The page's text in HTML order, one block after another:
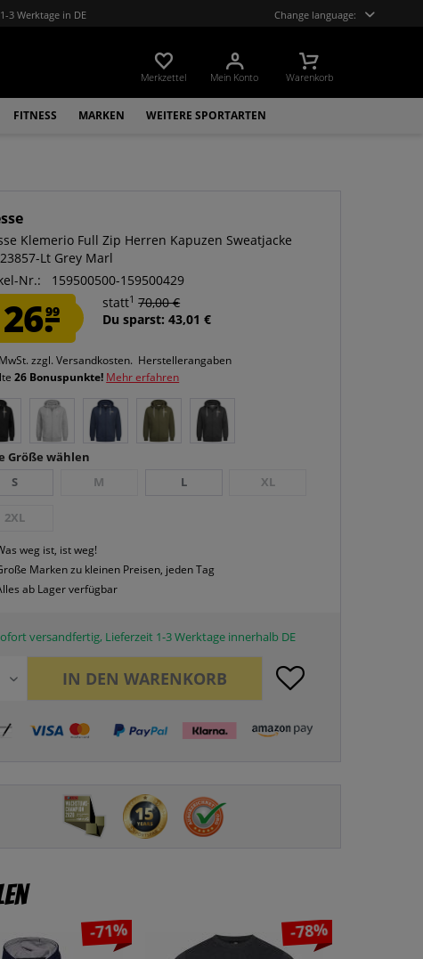
3 Werktage in DE Change language:
Merkzettel Mein Konto Warenkorb
FITNESS MARKEN WEITERE SPORTARTEN
Klemerio Full Zip Herren Kapuzen Sweatjacke
Lt Grey Marl
Nr.:
159500500-159500429
26.99
statt1 70,00 €
Du sparst: 43,01 €
zzgl. Versandkosten. Herstellerangaben
26 Bonuspunkte! Mehr erfahren
Größe wählen
S
M L XL
2XL
weg ist, ist weg!
Marken zu kleinen Preisen, jeden Tag
ab Lager verfügbar
versandfertig, Lieferzeit 1-3 Werktage innerhalb DE
IN DEN WARENKORB
-71% -78%